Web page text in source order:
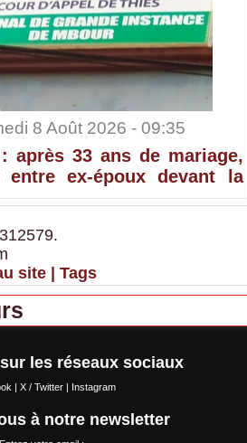
8 Août 2026 - 09:35
après 33 ans de mariage,
ex-époux devant la
site | Tags
les réseaux sociaux
| X / Twitter | Instagram
à notre newsletter